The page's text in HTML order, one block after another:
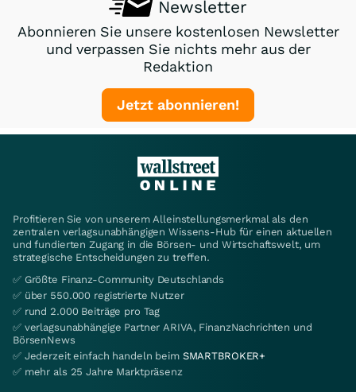
Newsletter
Abonnieren Sie unsere kostenlosen Newsletter
und verpassen Sie nichts mehr aus der
Redaktion
Jetzt abonnieren!
Profitieren Sie von unserem Alleinstellungsmerkmal als den
zentralen verlagsunabhängigen Wissens-Hub für einen aktuellen
und fundierten Zugang in die Börsen- und Wirtschaftswelt, um
strategische Entscheidungen zu treffen.
✅ Größte Finanz-Community Deutschlands
✅ über 550.000 registrierte Nutzer
✅ rund 2.000 Beiträge pro Tag
✅ verlagsunabhängige Partner ARIVA, FinanzNachrichten und
BörsenNews
✅ Jederzeit einfach handeln beim SMARTBROKER+
✅ mehr als 25 Jahre Marktpräsenz